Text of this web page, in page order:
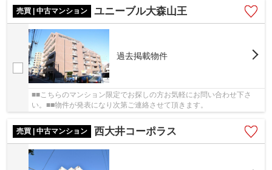
売買 | 中古マンション ユニーブル大森山王
過去掲載物件
■■こちらのマンション限定でお探しの方お気軽にお問い合わせ下さ
い。■■物件が発表になり次第ご連絡させて頂きます。
売買 | 中古マンション 西大井コーポラス